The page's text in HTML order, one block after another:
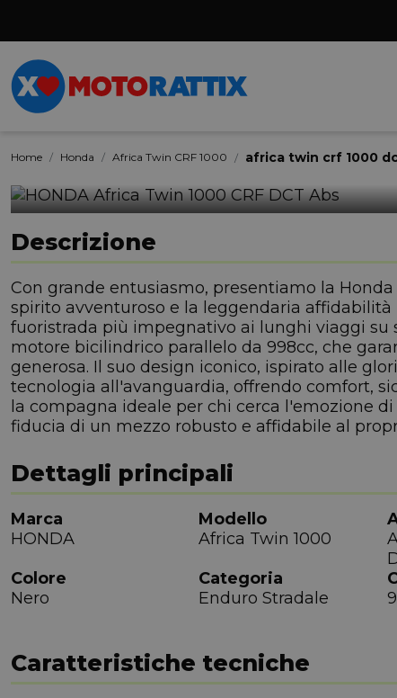
Home Honda Africa Twin CRF 1000 africa twin crf 1000
Descrizione
Con grande entusiasmo, presentiamo la
spirito avventuroso e la leggendaria affidabilità
fuoristrada più impegnativo ai lunghi viaggi su
motore bicilindrico parallelo da 998cc, che
generosa. Il suo design iconico, ispirato alle
tecnologia all'avanguardia, offrendo comfort,
la compagna ideale per chi cerca l'emozione
fiducia di un mezzo robusto e affidabile al
Dettagli principali
Marca
HONDA
Modello
Africa Twin 1000
Colore
Nero
Categoria
Enduro Stradale
Caratteristiche tecniche